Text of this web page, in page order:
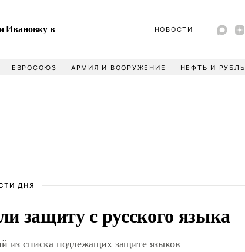
Ивановку в
НОВОСТИ
ЕВРОСОЮЗ АРМИЯ И ВООРУЖЕНИЕ НЕФТЬ И РУБЛЬ
ДНЯ
защиту с русского языка
из списка подлежащих защите языков